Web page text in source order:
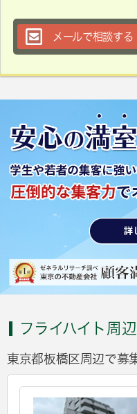
メールで相談する
フライハイト周
東京都板橋区周辺で募